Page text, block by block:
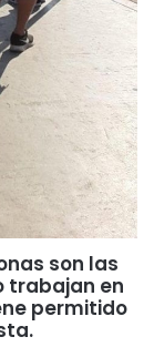
son las
trabajan en
permitido